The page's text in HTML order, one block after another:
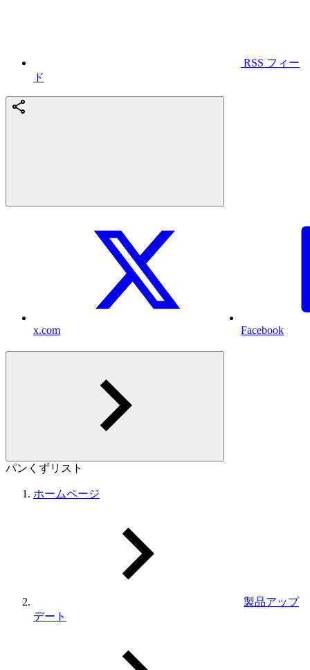
RSS フィー
ド
x.com Facebook
パンくずリスト
ホームページ
製品アップ
デート